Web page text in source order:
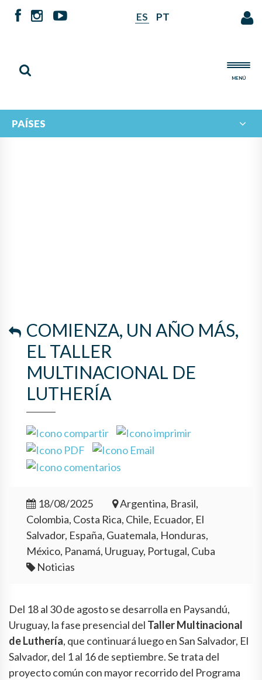
ES PT
MENÚ
PAÍSES
COMIENZA, UN AÑO MÁS,
EL TALLER
MULTINACIONAL DE
LUTHERÍA
18/08/2025
Argentina, Brasil,
Colombia, Costa Rica, Chile, Ecuador, El
Salvador, España, Guatemala, Honduras,
México, Panamá, Uruguay, Portugal, Cuba
Noticias
Del 18 al 30 de agosto se desarrolla en Paysandú,
Uruguay, la fase presencial del Taller Multinacional
de Luthería, que continuará luego en San Salvador, El
Salvador, del 1 al 16 de septiembre. Se trata del
proyecto común con mayor recorrido del Programa